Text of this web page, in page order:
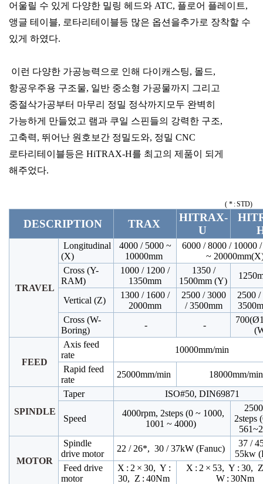
어울릴 수 있게 다양한 밀링 헤드와 ATC, 플로어 플레이트,
앵글 테이블, 로타리테이블등 많은 옵션을추가로 장착할 수
있게 하였다.
이런 다양한 가공능력으로 인해 다이캐스팅, 몰드,
항공우주용 구조물, 일반 중소형 가공물까지 그리고
중절삭가공부터 마무리 정밀 정삭까지모두 완벽히
가능하게 만들었고 램과 쿠일 스핀들의 강력한 구조,
고축력, 뛰어난 원호보간 정밀도와, 정밀 CNC
로타리테이블등은 HiTRAX-H를 최고의 제품이 되게
해주었다.
( * : STD)
DESCRIPTION TRAX
HITRAX-
U
TRAVEL
Longitudinal
(X)
4000 / 5000 ~
10000mm
6000 / 8000 / 10000
~
Cross (Y-
RAM)
1000 / 1200 /
1350mm
1350 /
1500mm (Y)
Vertical (Z)
1300 / 1600 /
2000mm
2500 / 3000
/ 3500mm
2500 /
Cross (W-
Boring)
- -
FEED
Axis feed
rate
10000mm/min
Rapid feed
rate
25000mm/min 18000mm/min
SPINDLE
Taper ISO#50, DIN69871
Speed
4000rpm, 2steps (0 ~ 1000,
1001 ~ 4000)
2steps
MOTOR
Spindle
drive motor
22 / 26*, 30 / 37kW (Fanuc)
37 /
55kw
Feed drive
motor
X : 2 × 30, Y :
30, Z : 40Nm
X : 2 × 53, Y : 30,
W : 30Nm